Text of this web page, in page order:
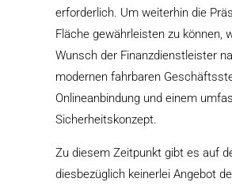
erforderlich. Um weiterhin die
Fläche gewährleisten zu können,
Wunsch der Finanzdienstleister
modernen fahrbaren
Onlineanbindung und einem
Sicherheitskonzept.
Zu diesem Zeitpunkt gibt es auf
diesbezüglich keinerlei Angebot